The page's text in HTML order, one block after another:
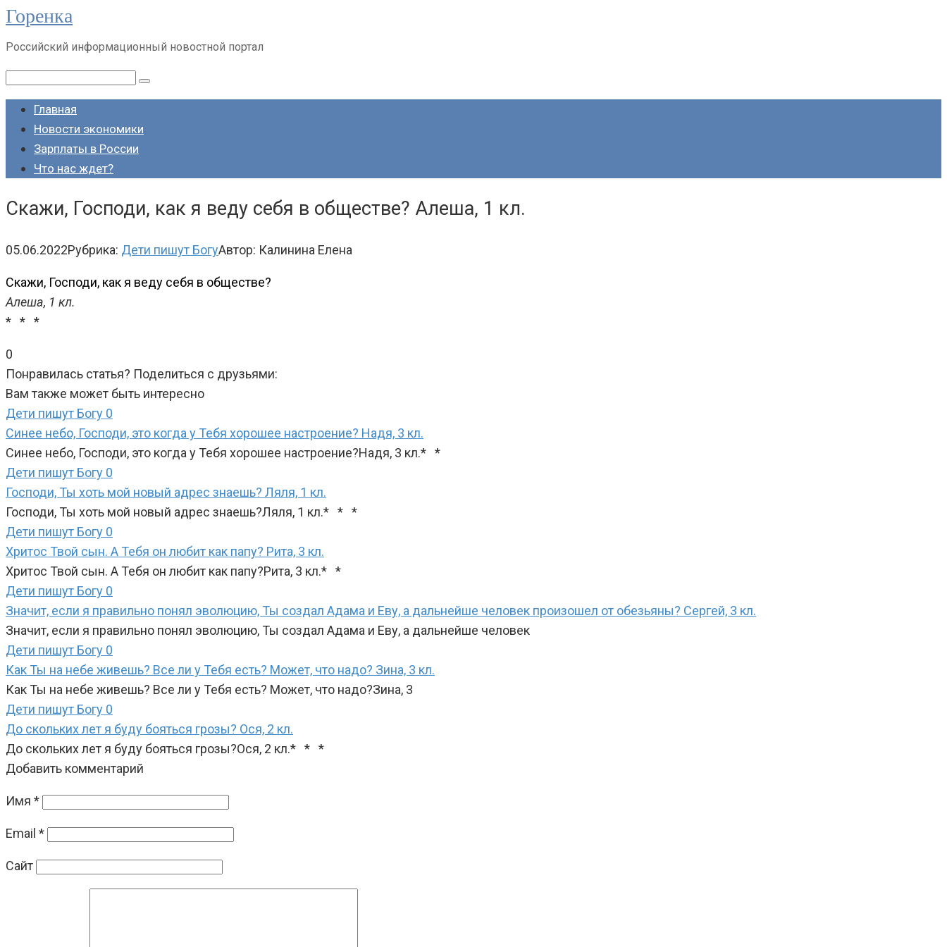
Перейти
контенту
Горенка
Российский информационный новостной портал
Поиск:
Главная
Новости экономики
Зарплаты в России
Что нас ждет?
Скажи, Господи, как я веду себя в обществе? Алеша, 1 кл.
05.06.2022Рубрика: Дети пишут БогуАвтор: Калинина Елена
Скажи, Господи, как я веду себя в обществе?
Алеша, 1 кл.
* * *
0
Понравилась статья? Поделиться с друзьями:
Вам также может быть интересно
Дети пишут Богу 0
Синее небо, Господи, это когда у Тебя хорошее настроение? Надя, 3 кл.
Синее небо, Господи, это когда у Тебя хорошее настроение?Надя, 3 кл.* *
Дети пишут Богу 0
Господи, Ты хоть мой новый адрес знаешь? Ляля, 1 кл.
Господи, Ты хоть мой новый адрес знаешь?Ляля, 1 кл.* * *
Дети пишут Богу 0
Хритос Твой сын. А Тебя он любит как папу? Рита, 3 кл.
Хритос Твой сын. А Тебя он любит как папу?Рита, 3 кл.* *
Дети пишут Богу 0
Значит, если я правильно понял эволюцию, Ты создал Адама и Еву, а дальнейше человек произошел от обезьяны? Сергей, 3 кл.
Значит, если я правильно понял эволюцию, Ты создал Адама и Еву, а дальнейше человек
Дети пишут Богу 0
Как Ты на небе живешь? Все ли у Тебя есть? Может, что надо? Зина, 3 кл.
Как Ты на небе живешь? Все ли у Тебя есть? Может, что надо?Зина, 3
Дети пишут Богу 0
До скольких лет я буду бояться грозы? Ося, 2 кл.
До скольких лет я буду бояться грозы?Ося, 2 кл.* * *
Добавить комментарий
Имя *
Email *
Сайт